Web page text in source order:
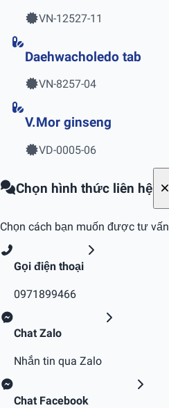
VN-12527-11
Daehwacholedo tab
VN-8257-04
V.Mor ginseng
VD-0005-06
Chọn hình thức liên hệ
Chọn cách bạn muốn được tư vấn
Gọi điện thoại
0971899466
Chat Zalo
Nhắn tin qua Zalo
Chat Facebook